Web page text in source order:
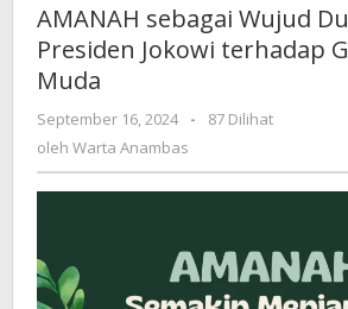
Dukungan
Presiden
Generasi
AMANAH sebagai Wujud
Presiden Jokowi terhadap
Muda
September 16, 2024
oleh
-
87 Dilihat
oleh Warta Anambas